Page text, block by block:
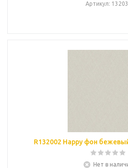
Артикул:
R132002 Happy
Нет в